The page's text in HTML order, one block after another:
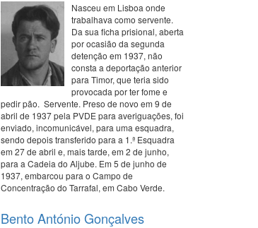
Nasceu em Lisboa onde
trabalhava como servente.
Da sua ficha prisional, aberta
por ocasião da segunda
detenção em 1937, não
consta a deportação anterior
para Timor, que teria sido
provocada por ter fome e
pedir pão. Servente. Preso de novo em 9 de
abril de 1937 pela PVDE para averiguações, foi
enviado, incomunicável, para uma esquadra,
sendo depois transferido para a 1.ª Esquadra
em 27 de abril e, mais tarde, em 2 de junho,
para a Cadeia do Aljube. Em 5 de junho de
1937, embarcou para o Campo de
Concentração do Tarrafal, em Cabo Verde.
Bento António Gonçalves